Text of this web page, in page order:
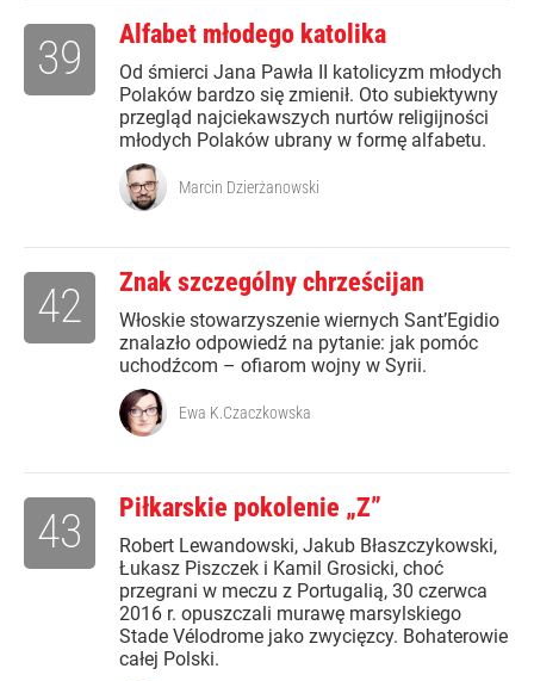
Alfabet młodego katolika
Od śmierci Jana Pawła II katolicyzm młodych
Polaków bardzo się zmienił. Oto subiektywny
przegląd najciekawszych nurtów religijności
młodych Polaków ubrany w formę alfabetu.
39
Marcin Dzierżanowski
Znak szczególny chrześcijan
Włoskie stowarzyszenie wiernych Sant’Egidio
znalazło odpowiedź na pytanie: jak pomóc
uchodźcom – ofiarom wojny w Syrii.
42
Ewa K.Czaczkowska
Piłkarskie pokolenie „Z”
Robert Lewandowski, Jakub Błaszczykowski,
Łukasz Piszczek i Kamil Grosicki, choć
przegrani w meczu z Portugalią, 30 czerwca
2016 r. opuszczali murawę marsylskiego
Stade Vélodrome jako zwycięzcy. Bohaterowie
całej Polski.
43